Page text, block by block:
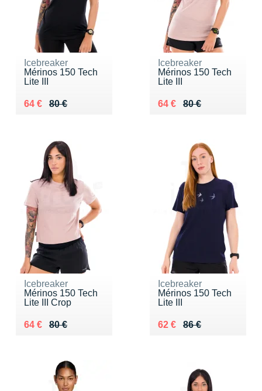
Icebreaker
Mérinos 150 Tech
Lite III
80 €
Au lieu de 80 €
64 €
Vendu 64 €
Icebreaker
Mérinos 150 Tech
Lite III
80 €
Au lieu de 80 €
64 €
Vendu 64 €
Icebreaker
Mérinos 150 Tech
Lite III Crop
80 €
Au lieu de 80 €
64 €
Vendu 64 €
Icebreaker
Mérinos 150 Tech
Lite III
86 €
Au lieu de 86 €
62 €
Vendu 62 €